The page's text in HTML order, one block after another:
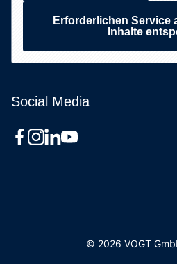
Erforderlichen Service
Inhalte
Social Media
© 2026 VOGT